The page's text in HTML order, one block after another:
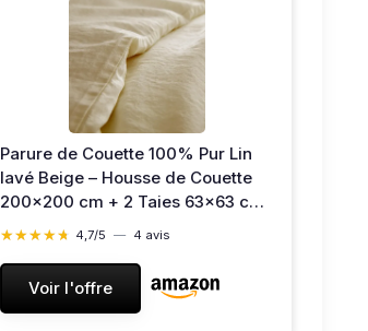
Parure de Couette 100% Pur Lin
lavé Beige – Housse de Couette
200x200 cm + 2 Taies 63x63 cm
– Parure de Lit en Lin Lavé Naturel
★★★★★
★★★★★ 4,7/5 — 4 avis
Voir l'offre